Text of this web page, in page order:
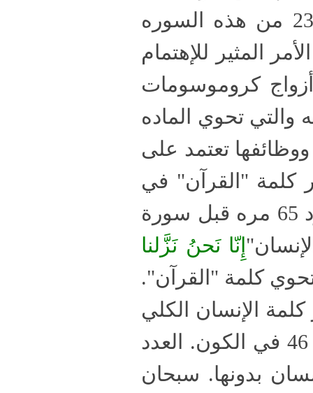
"القرآن" مره واحده في سورة الإنسان وذلك في الآيه 23 من هذه السوره
المثير للإهتمام
كروموسومات
والتي تحوي الماده
تعتمد على
كلمة "القرآن" في
الآيه 23 من سورة الإنسان, نجد أيضاً أن كلمة "القرآن" ترد 65 مره قبل سورة
إِنّا نَحنُ نَزَّلنا
التي تحوي كلمة "القرآن".
يساوي عدد تكرار كلمة الإنسان الكلي
ال 46 في الكون. العدد
بدونها. سبحان